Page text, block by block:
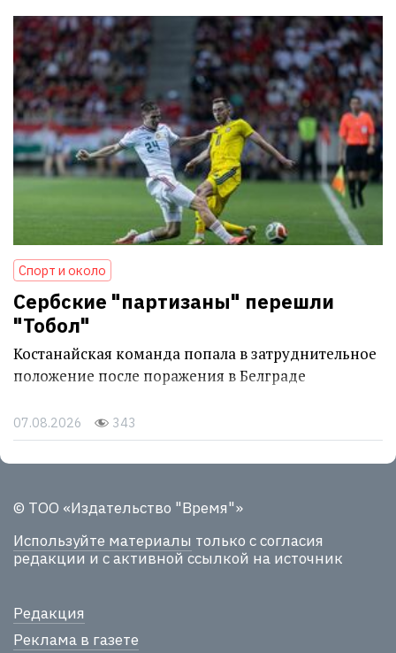
Спорт и около
Сербские "партизаны" перешли
"Тобол"
Костанайская команда попала в затруднительное
положение после поражения в Белграде
07.08.2026 343
© ТОО «Издательство "Время"»
Используйте материалы только с согласия
редакции и с активной ссылкой на источник
Редакция
Реклама в газете